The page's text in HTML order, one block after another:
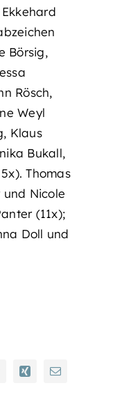
Börsig,
Rösch,
Weyl
Klaus
Bukall,
Thomas
und Nicole
(11x);
Doll und